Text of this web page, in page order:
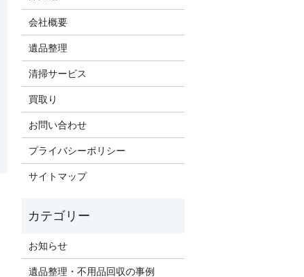
会社概要
遺品整理
清掃サービス
買取り
お問い合わせ
プライバシーポリシー
サイトマップ
お知らせ
遺品整理・不用品回収の事例